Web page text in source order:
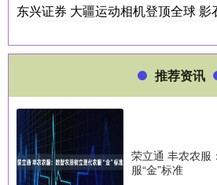
东兴证券 大疆运动相机登顶全球 影
推荐资讯
荣立通 丰农农服
服“金”标准